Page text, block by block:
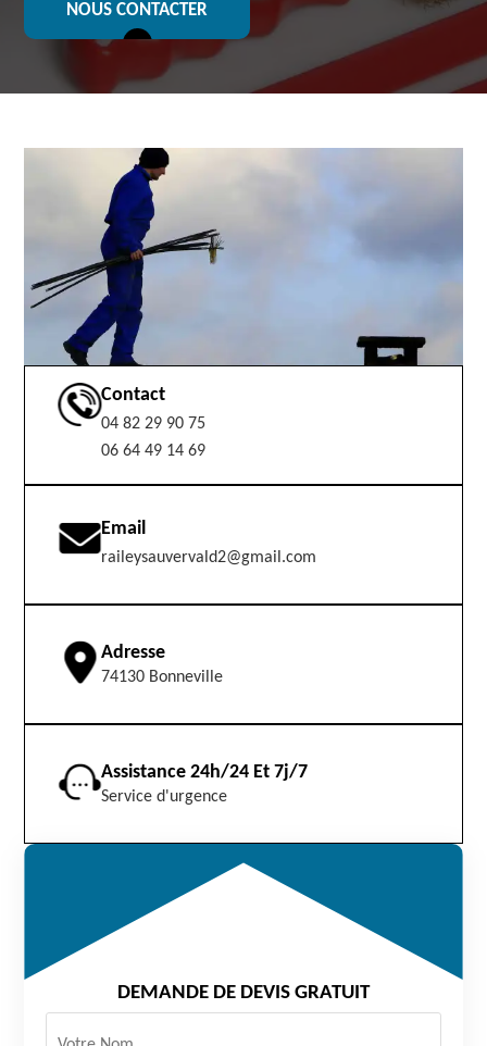
NOUS CONTACTER
Contact
04 82 29 90 75
06 64 49 14 69
Email
raileysauvervald2@gmail.com
Adresse
74130 Bonneville
Assistance 24h/24 Et 7j/7
Service d'urgence
DEMANDE DE DEVIS GRATUIT